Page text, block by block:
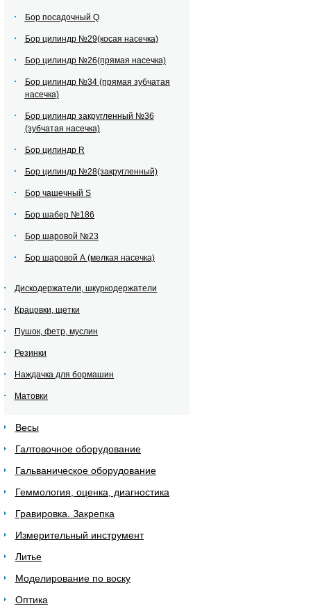
Бор посадочный Q
Бор цилиндр №29(косая насечка)
Бор цилиндр №26(прямая насечка)
Бор цилиндр №34 (прямая зубчатая
насечка)
Бор цилиндр закругленный №36
(зубчатая насечка)
Бор цилиндр R
Бор цилиндр №28(закругленный)
Бор чашечный S
Бор шабер №186
Бор шаровой №23
Бор шаровой А (мелкая насечка)
Дискодержатели, шкуркодержатели
Крацовки, щетки
Пушок, фетр, муслин
Резинки
Наждачка для бормашин
Матовки
Весы
Галтовочное оборудование
Гальваническое оборудование
Геммология, оценка, диагностика
Гравировка. Закрепка
Измерительный инструмент
Литье
Моделирование по воску
Оптика